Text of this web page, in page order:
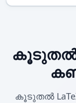
കൂടുതൽ
കൂടുതൽ